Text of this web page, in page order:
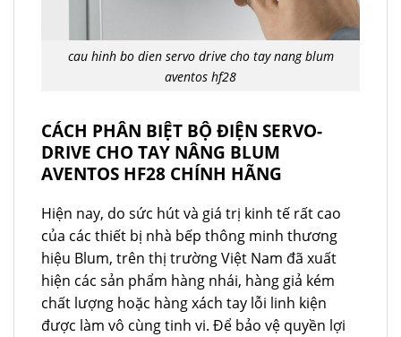
cau hinh bo dien servo drive cho tay nang blum
aventos hf28
CÁCH PHÂN BIỆT BỘ ĐIỆN SERVO-
DRIVE CHO TAY NÂNG BLUM
AVENTOS HF28 CHÍNH HÃNG
Hiện nay, do sức hút và giá trị kinh tế rất cao
của các thiết bị nhà bếp thông minh thương
hiệu Blum, trên thị trường Việt Nam đã xuất
hiện các sản phẩm hàng nhái, hàng giả kém
chất lượng hoặc hàng xách tay lỗi linh kiện
được làm vô cùng tinh vi. Để bảo vệ quyền lợi